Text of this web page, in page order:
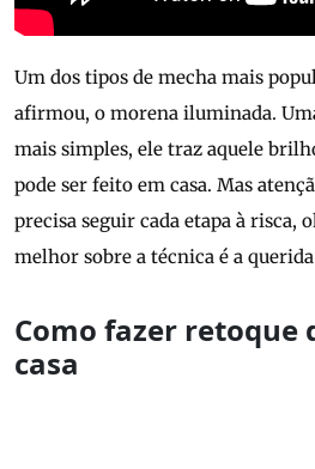
Um dos tipos de mecha mais
afirmou, o morena iluminada.
mais simples, ele traz aquele
pode ser feito em casa. Mas
precisa seguir cada etapa à risca,
melhor sobre a técnica é a
Como fazer retoque
casa